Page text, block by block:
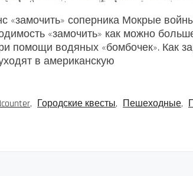
«замочить» соперника Мокрые
«замочить» как можно
помощи водяных «бомбочек». Как
в американскую
, Городские квесты, Пешеходные,